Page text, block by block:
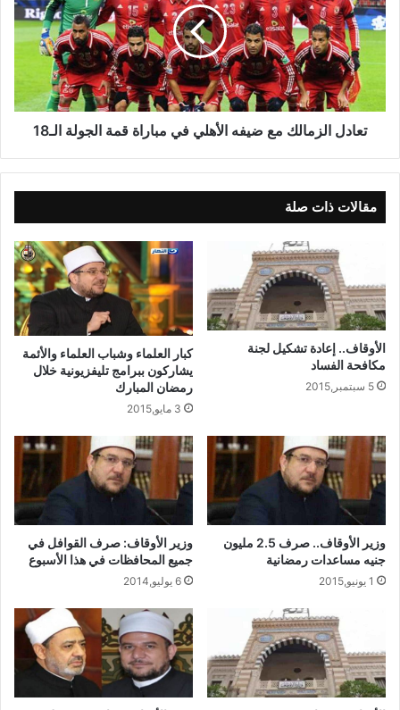
تعادل الزمالك مع ضيفه الأهلي في مباراة قمة الجولة الـ18
مقالات ذات صلة
الأوقاف.. إعادة تشكيل لجنة
مكافحة الفساد
5 سبتمبر,2015
كبار العلماء وشباب العلماء والأئمة
يشاركون ببرامج تليفزيونية خلال
رمضان المبارك
3 مايو,2015
وزير الأوقاف.. صرف 2.5 مليون
جنيه مساعدات رمضانية
1 يونيو,2015
وزير الأوقاف: صرف القوافل في
جميع المحافظات في هذا الأسبوع
6 يوليو,2014